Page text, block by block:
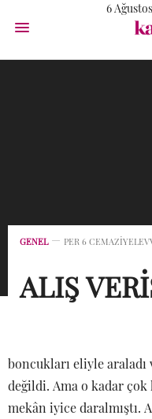
6
GENEL PER 6
ALIŞ
boncukları eliyle
değildi. Ama o kadar
mekân iyice daralmıştı.